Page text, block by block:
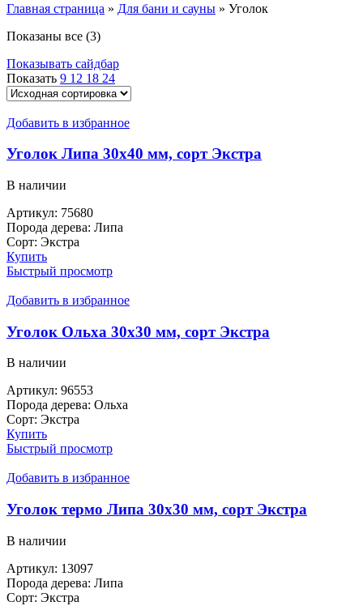
Главная страница » Для бани и сауны » Уголок
Показаны все (3)
Показывать сайдбар
Показать 9 12 18 24
Добавить в избранное
Уголок Липа 30х40 мм, сорт Экстра
В наличии
Артикул: 75680
Порода дерева: Липа
Сорт: Экстра
Купить
Быстрый просмотр
Добавить в избранное
Уголок Ольха 30х30 мм, сорт Экстра
В наличии
Артикул: 96553
Порода дерева: Ольха
Сорт: Экстра
Купить
Быстрый просмотр
Добавить в избранное
Уголок термо Липа 30х30 мм, сорт Экстра
В наличии
Артикул: 13097
Порода дерева: Липа
Сорт: Экстра